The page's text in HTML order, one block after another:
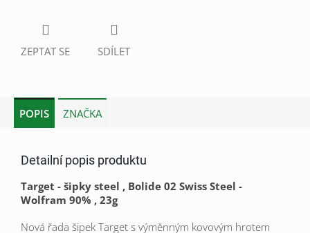
ZEPTAT SE SDÍLET
POPIS ZNAČKA
Detailní popis produktu
Target - šipky steel , Bolide 02 Swiss Steel -
Wolfram 90% , 23g
Nová řada šipek Target s výměnným kovovým hrotem